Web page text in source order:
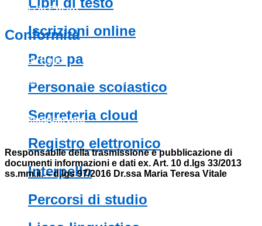
iscrizioni online
pago pa
personale scolastico
segreteria cloud
registro elettronico
interpello
percorsi di studio
Scuola in Chiaro
conformità
Privacy Policy
Dichiarazione di accessibilità
Accesso riservato
Responsabile della trasmissione e pubblicazione di
documenti informazioni e dati ex. Art. 10 d.lgs 33/2013
ss.mm.ii. – d.lgs 97/2016 Dr.ssa Maria Teresa Vitale